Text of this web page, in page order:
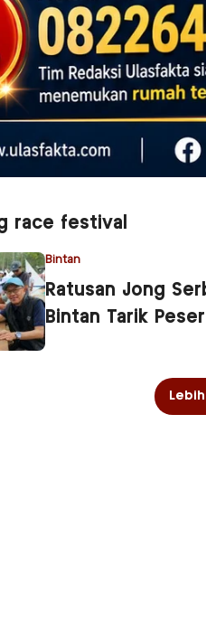
race festival
Bintan
Ratusan Jong
Bintan Tarik